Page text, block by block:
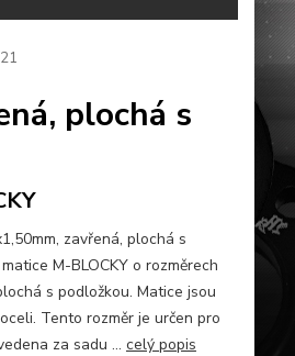
plochá s
zavřená, plochá s
M-BLOCKY o rozměrech
s podložkou. Matice jsou
Tento rozměr je určen pro
za sadu ... celý popis